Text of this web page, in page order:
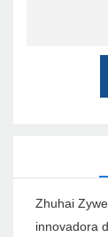
Zhuhai
innovadora